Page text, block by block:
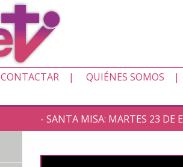
CONTACTAR QUIÉNES SOMOS
- SANTA MISA: MARTES 23 DE